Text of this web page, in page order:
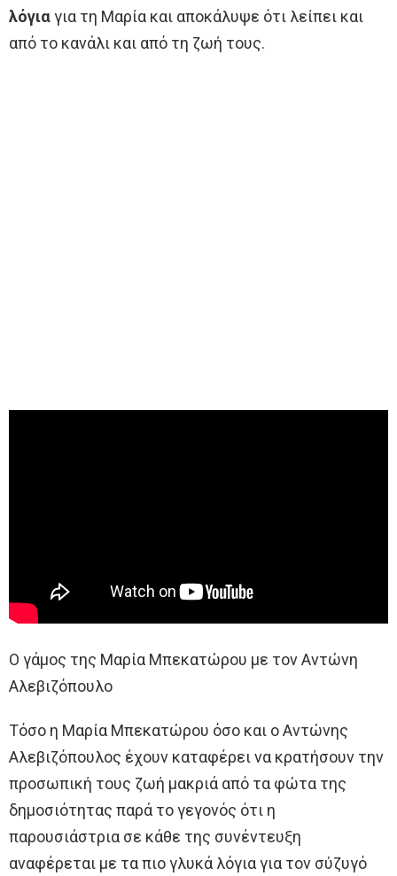
λόγιαγια τη Μαρία και αποκάλυψε ότι λείπει και
από το κανάλι και από τη ζωή τους.
Ο γάμος της Μαρία Μπεκατώρου με τον Αντώνη
Αλεβιζόπουλο
Τόσο η Μαρία Μπεκατώρου όσο και ο Αντώνης
Αλεβιζόπουλος έχουν καταφέρει να κρατήσουν την
προσωπική τους ζωή μακριά από τα φώτα της
δημοσιότητας παρά το γεγονός ότι η
παρουσιάστρια σε κάθε της συνέντευξη
αναφέρεται με τα πιο γλυκά λόγια για τον σύζυγό